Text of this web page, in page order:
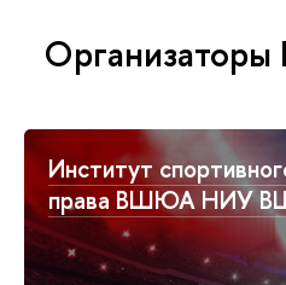
Институт
права ВШЮА НИУ